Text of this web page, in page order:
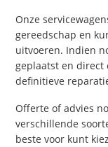
Onze
gereedschap en
uitvoeren. Indien
geplaatst en direct
definitieve
Offerte of advies
verschillende
beste voor kunt